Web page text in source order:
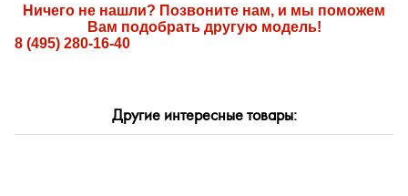
Сначала новинки
Сначала популярные
По размеру скидки
Ничего не нашли? Позвоните нам, и мы поможем
Вам подобрать другую модель!
8 (495) 280-16-40
Другие интересные товары: